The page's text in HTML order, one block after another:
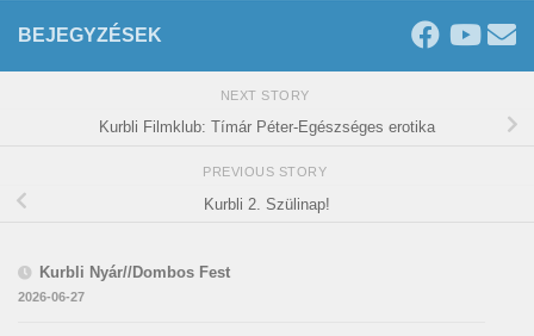
BEJEGYZÉSEK
NEXT STORY
Kurbli Filmklub: Tímár Péter-Egészséges erotika
PREVIOUS STORY
Kurbli 2. Szülinap!
Kurbli Nyár//Dombos Fest
2026-06-27